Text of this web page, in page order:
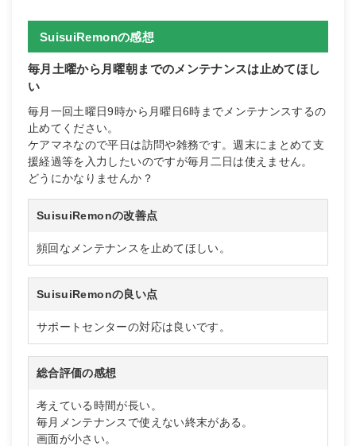
SuisuiRemonの感想
毎月土曜から月曜朝までのメンテナンスは止めてほし
い
毎月一回土曜日9時から月曜日6時までメンテナンスするの
止めてください。
ケアマネなので平日は訪問や雑務です。週末にまとめて支
援経過等を入力したいのですが毎月二日は使えません。
どうにかなりませんか？
SuisuiRemonの改善点
頻回なメンテナンスを止めてほしい。
SuisuiRemonの良い点
サポートセンターの対応は良いです。
総合評価の感想
考えている時間が長い。
毎月メンテナンスで使えない終末がある。
画面が小さい。